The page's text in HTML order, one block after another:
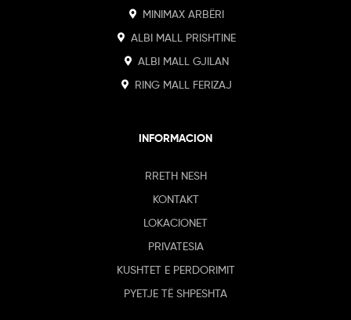
MINIMAX ARBËRI
ALBI MALL PRISHTINE
ALBI MALL GJILAN
RING MALL FERIZAJ
INFORMACION
RRETH NESH
KONTAKT
LOKACIONET
PRIVATESIA
KUSHTET E PERDORIMIT
PYETJE TË SHPESHTA